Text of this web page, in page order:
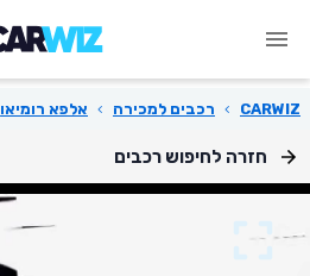
CARWIZ
› רכבים למכירה › אלפא רומיאו
חזרה לחיפוש רכבים